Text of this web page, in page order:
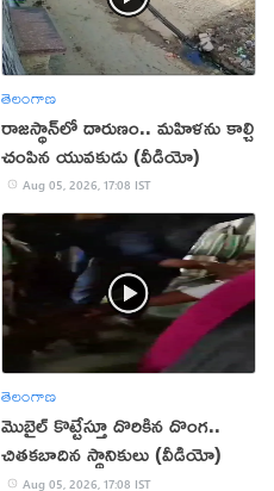
తెలంగాణ
రాజస్థాన్‌లో దారుణం.. మహిళను కాల్చి
చంపిన యువకుడు (వీడియో)
Aug 05, 2026, 17:08 IST
తెలంగాణ
మొబైల్ కొట్టేస్తూ దొరికిన దొంగ..
చితకబాదిన స్థానికులు (వీడియో)
Aug 05, 2026, 17:08 IST